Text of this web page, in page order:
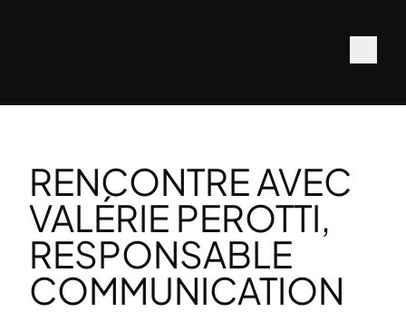
RENCONTRE AVEC
VALÉRIE PEROTTI,
RESPONSABLE
COMMUNICATION